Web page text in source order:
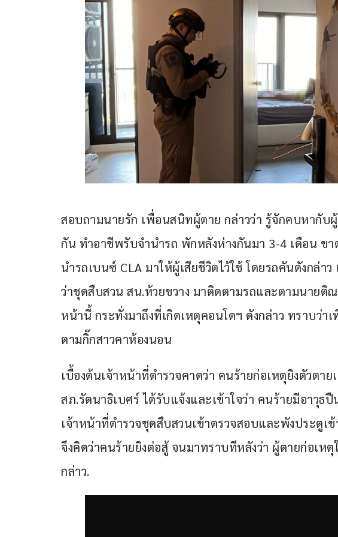
สอบถามนายรัก เพื่อนสนิทผู้ตาย กล่าวว่า รู้จักคบหากับ
กัน ทำอาชีพรับจำนำรถ พักหลังห่างกันมา 3-4 เดือน ข
นำรถเบนซ์ CLA มาให้ผู้เสียชีวิตไว้ใช้ โดยรถคันดังกล่
ว่าชุดสืบสวน สน.ห้วยขวาง มาติดตามรถและตามนายติ
หน้านี้ กระทั่งมาถึงที่เกิดเหตุคอนโดฯ ดังกล่าว ทราบว่า
ตามกิ๊กสาวคาห้องนอน
เบื้องต้นเจ้าหน้าที่ตำรวจคาดว่า คนร้ายก่อเหตุยิงตัวตา
สภ.รัตนาธิเบศร์ ได้รับแจ้งและเข้าใจว่า คนร้ายมีอาวุธ
เจ้าหน้าที่ตำรวจชุดสืบสวนเข้าตรวจสอบและพังประตูเ
จึงคิดว่าคนร้ายยิงต่อสู้ จนมาทราบทีหลังว่า ผู้ตายก่อเหตุ
กล่าว.